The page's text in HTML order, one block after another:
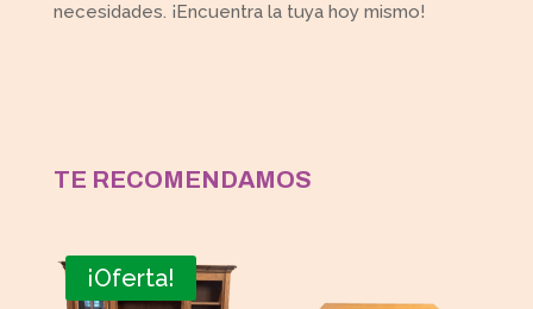
necesidades. ¡Encuentra la tuya hoy mismo!
TE RECOMENDAMOS
¡Oferta!